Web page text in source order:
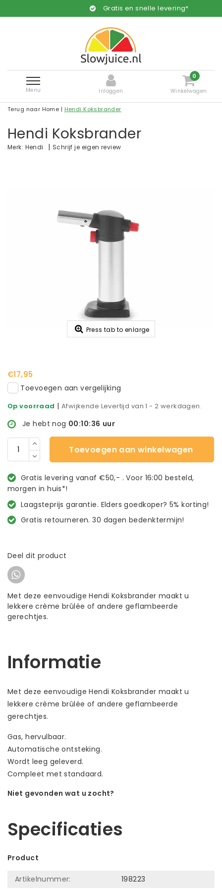
Gratis en snelle levering*
Menu Inloggen
0
Winkelwagen
Terug naar Home | Hendi Koksbrander
Hendi Koksbrander
Merk: Hendi | Schrijf je eigen review
Press tab to enlarge
€17,95
Toevoegen aan vergelijking
Op voorraad | Afwijkende Levertijd van 1 - 2 werkdagen.
Je hebt nog 00:10:36 uur
Toevoegen aan winkelwagen
Gratis levering vanaf €50,- . Voor 16:00 besteld,
morgen in huis*!
Laagsteprijs garantie. Elders goedkoper? 5% korting!
Gratis retourneren. 30 dagen bedenktermijn!
Deel dit product
Met deze eenvoudige Hendi Koksbrander maakt u
lekkere crème brûlée of andere geflambeerde
gerechtjes.
Informatie
Met deze eenvoudige Hendi Koksbrander maakt u
lekkere crème brûlée of andere geflambeerde
gerechtjes.
Gas, hervulbaar.
Automatische ontsteking.
Wordt leeg geleverd.
Compleet met standaard.
Niet gevonden wat u zocht?
Specificaties
Product
Artikelnummer: 198223